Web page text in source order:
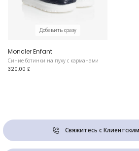
Добавить сразу
Moncler Enfant
Синие ботинки на пуху с карманами
320,00 £
Свяжитесь с